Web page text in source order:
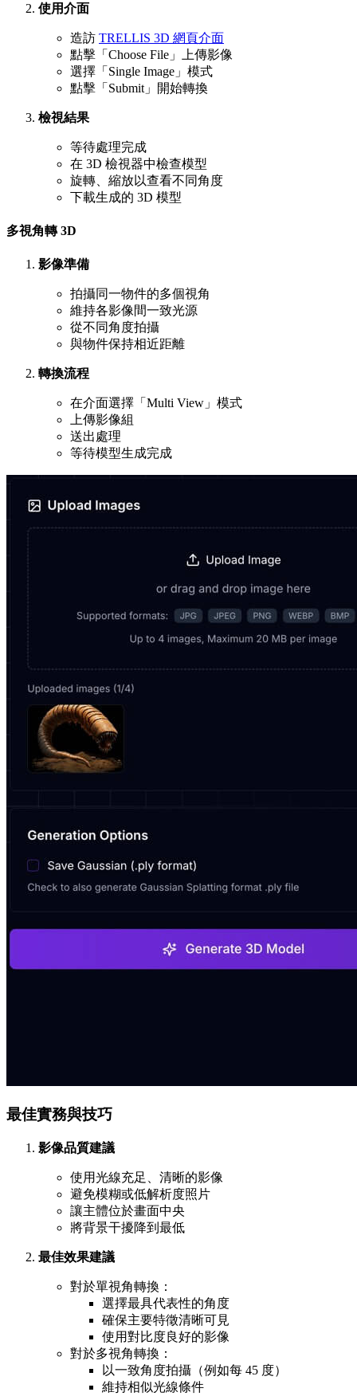
使用介面
造訪 TRELLIS 3D 網頁介面
點擊「Choose File」上傳影像
選擇「Single Image」模式
點擊「Submit」開始轉換
檢視結果
等待處理完成
在 3D 檢視器中檢查模型
旋轉、縮放以查看不同角度
下載生成的 3D 模型
多視角轉 3D
影像準備
拍攝同一物件的多個視角
維持各影像間一致光源
從不同角度拍攝
與物件保持相近距離
轉換流程
在介面選擇「Multi View」模式
上傳影像組
送出處理
等待模型生成完成
最佳實務與技巧
影像品質建議
使用光線充足、清晰的影像
避免模糊或低解析度照片
讓主體位於畫面中央
將背景干擾降到最低
最佳效果建議
對於單視角轉換：
選擇最具代表性的角度
確保主要特徵清晰可見
使用對比度良好的影像
對於多視角轉換：
以一致角度拍攝（例如每 45 度）
維持相似光線條件